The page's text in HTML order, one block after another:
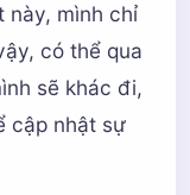
này, mình chỉ
có thể qua
sẽ khác đi,
cập nhật sự